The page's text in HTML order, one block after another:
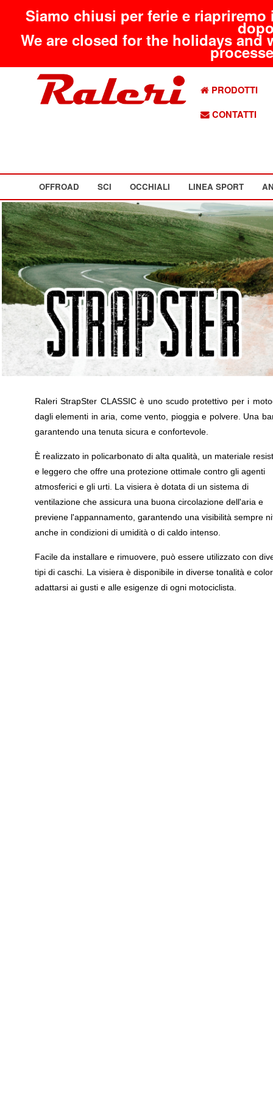
Siamo chiusi per ferie e
We are closed for the holidays
PRODOTTI
CONTATTI
OFFROAD SCI OCCHIALI LINEA SPORT
Raleri StrapSter CLASSIC è uno scudo protettivo per i
dagli elementi in aria, come vento, pioggia e polvere. Una
garantendo una tenuta sicura e confortevole.
È realizzato in policarbonato di alta qualità, un materiale
e leggero che offre una protezione ottimale contro gli agenti
atmosferici e gli urti. La visiera è dotata di un sistema di
ventilazione che assicura una buona circolazione dell'aria e
previene l'appannamento, garantendo una visibilità sempre
anche in condizioni di umidità o di caldo intenso.
Facile da installare e rimuovere, può essere utilizzato con
tipi di caschi. La visiera è disponibile in diverse tonalità e
adattarsi ai gusti e alle esigenze di ogni motociclista.